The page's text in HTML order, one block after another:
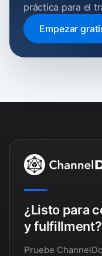
práctica para el
Empezar
¿Listo para
y fulfillment?
Pruebe